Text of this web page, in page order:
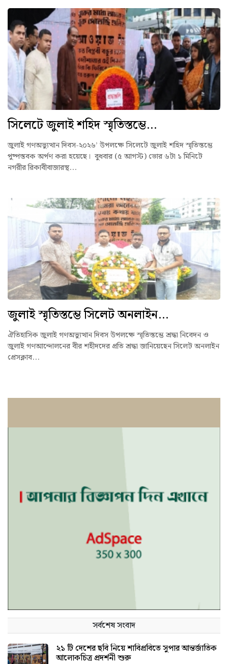
সিলেটে জুলাই শহিদ স্মৃতিস্তম্ভে...
জুলাই গণঅভ্যুত্থান দিবস-২০২৬’ উপলক্ষে সিলেটে জুলাই শহিদ স্মৃতিস্তম্ভে
পুষ্পস্তবক অর্পণ করা হয়েছে। বুধবার (৫ আগস্ট) ভোর ৬টা ১ মিনিটে
নগরীর রিকাবীবাজারস্থ...
জুলাই স্মৃতিস্তম্ভে সিলেট অনলাইন...
ঐতিহাসিক জুলাই গণঅভ্যুত্থান দিবস উপলক্ষে স্মৃতিস্তম্ভে শ্রদ্ধা নিবেদন ও
জুলাই গণআন্দোলনের বীর শহীদদের প্রতি শ্রদ্ধা জানিয়েছেন সিলেট অনলাইন
প্রেসক্লাব...
সর্বশেষ সংবাদ
২১ টি দেশের ছবি নিয়ে শাবিপ্রবিতে সুপার আন্তর্জাতিক
আলোকচিত্র প্রদর্শনী শুরু